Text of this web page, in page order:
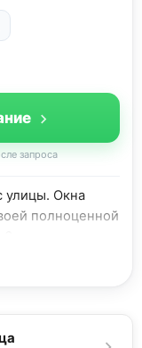
запроса
улицы. Окна
полноценной
номера свой